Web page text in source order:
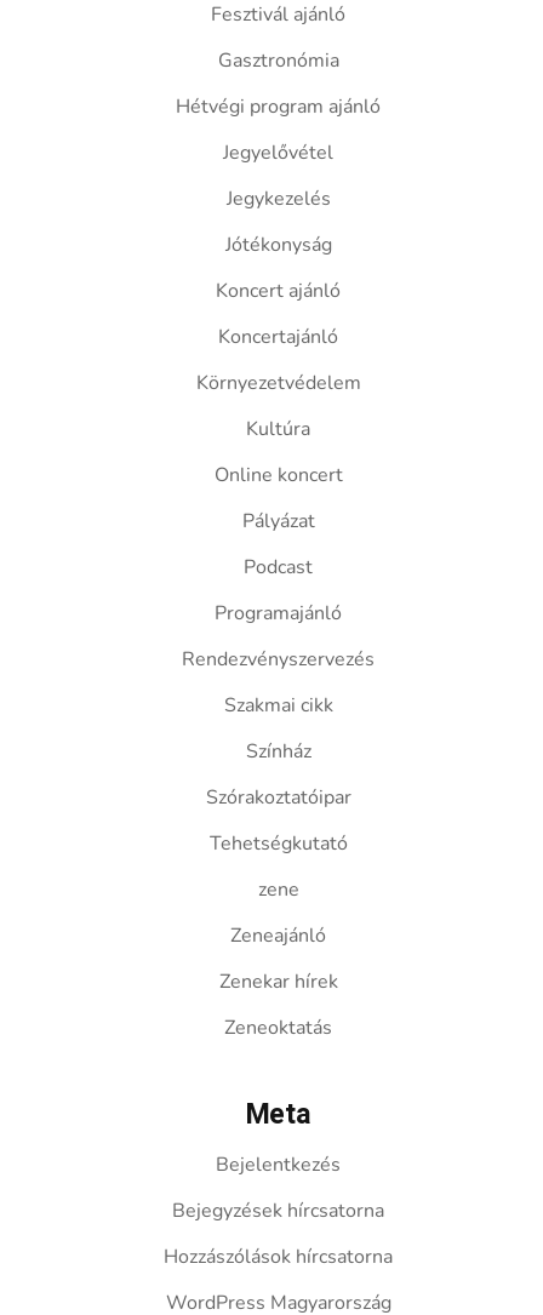
Fesztivál ajánló
Gasztronómia
Hétvégi program ajánló
Jegyelővétel
Jegykezelés
Jótékonyság
Koncert ajánló
Koncertajánló
Környezetvédelem
Kultúra
Online koncert
Pályázat
Podcast
Programajánló
Rendezvényszervezés
Szakmai cikk
Színház
Szórakoztatóipar
Tehetségkutató
zene
Zeneajánló
Zenekar hírek
Zeneoktatás
Meta
Bejelentkezés
Bejegyzések hírcsatorna
Hozzászólások hírcsatorna
WordPress Magyarország